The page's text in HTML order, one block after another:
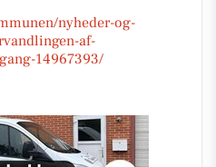
nyheder-og-
af-
14967393/